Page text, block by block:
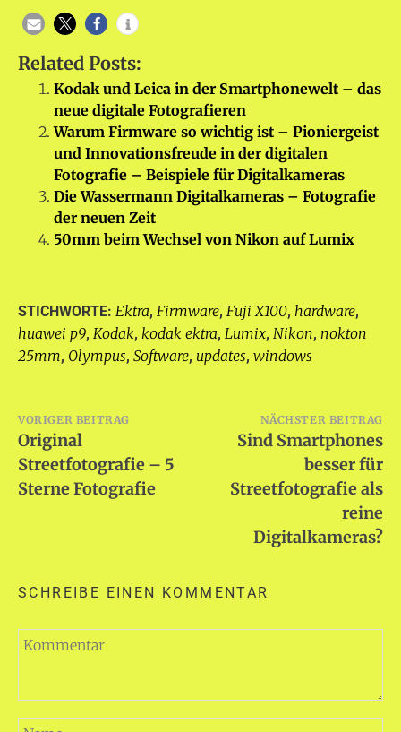
Related Posts:
Kodak und Leica in der Smartphonewelt – das
neue digitale Fotografieren
Warum Firmware so wichtig ist – Pioniergeist
und Innovationsfreude in der digitalen
Fotografie – Beispiele für Digitalkameras
Die Wassermann Digitalkameras – Fotografie
der neuen Zeit
50mm beim Wechsel von Nikon auf Lumix
STICHWORTE: Ektra, Firmware, Fuji X100, hardware,
huawei p9, Kodak, kodak ektra, Lumix, Nikon, nokton
25mm, Olympus, Software, updates, windows
Beitragsnavigation
VORIGER BEITRAG
Original
Streetfotografie – 5
Sterne Fotografie
NÄCHSTER BEITRAG
Sind Smartphones
besser für
Streetfotografie als
reine
Digitalkameras?
SCHREIBE EINEN KOMMENTAR